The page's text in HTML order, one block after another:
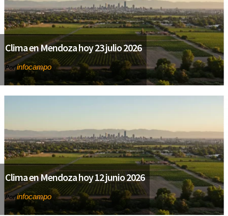
Clima en Mendoza hoy 23 julio 2026
Porinfocampo
Clima en Mendoza hoy 12 junio 2026
Porinfocampo